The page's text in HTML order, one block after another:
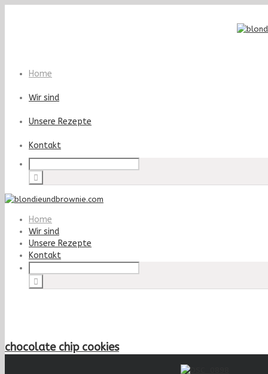
Home
Wir sind
Unsere Rezepte
Kontakt
Home
Wir sind
Unsere Rezepte
Kontakt
chocolate chip cookies